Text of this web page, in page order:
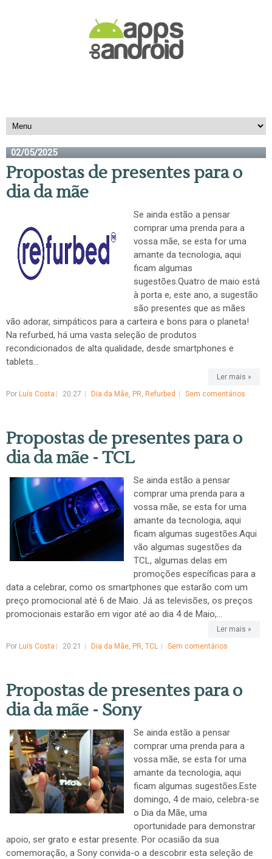
02/05/2025
Propostas de presentes para o
dia da mãe
Se ainda estão a pensar
comprar uma prenda para a
vossa mãe, se esta for uma
amante da tecnologia, aqui
ficam algumas
sugestões.Quatro de maio está
à porta e, este ano, a sugestão
são presentes que as mães
vão adorar, simpáticos para a carteira e bons para o planeta!
Na refurbed, há uma vasta seleção de produtos
recondicionados de alta qualidade, desde smartphones e
tablets...
Ler mais »
Por Luís Costa 20:27 Dia da Mãe, PR, Refurbed Sem comentários
Propostas de presentes para o
dia da mãe - TCL
Se ainda estão a pensar
comprar uma prenda para a
vossa mãe, se esta for uma
amante da tecnologia, aqui
ficam algumas sugestões.Aqui
vão algumas sugestões da
TCL, algumas delas em
promoções específicas para a
data a celebrar, como os smartphones que estarão com um
preço promocional até 6 de Maio. Já as televisões, os preços
promocionais estarão em vigor até ao dia 4 de Maio,...
Ler mais »
Por Luís Costa 20:21 Dia da Mãe, PR, TCL Sem comentários
Propostas de presentes para o
dia da mãe - Sony
Se ainda estão a pensar
comprar uma prenda para a
vossa mãe, se esta for uma
amante da tecnologia, aqui
ficam algumas sugestões.Este
domingo, 4 de maio, celebra-se
o Dia da Mãe, uma
oportunidade para demonstrar
apoio, ser grato e estar presente. Por ocasião da sua
comemoração, a Sony convida-o a descobrir esta seleção de